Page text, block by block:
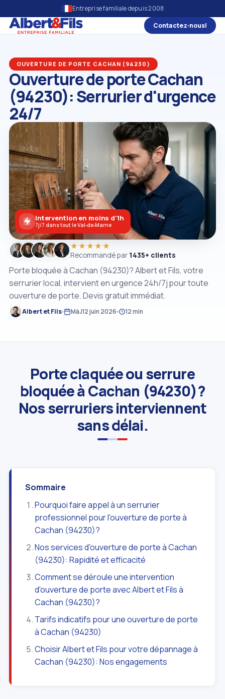
Entreprise familiale depuis 2008
Contactez‑nous!
OUVERTURE DE PORTE CACHAN (94230)
Ouverture de porte Cachan
(94230): Serrurier d'urgence
24/7
Porte bloquée à Cachan (94230)? Albert et Fils, votre
serrurier local, intervient en urgence 24h/7j pour toute
ouverture de porte. Devis gratuit immédiat.
Albert et Fils MàJ12 juin 2026 12 min
★★★★★
Recommandé par 1435+ clients
Intervention en moins d'1h
7j/7 dans tout le Val‑de‑Marne
Porte claquée ou serrure
bloquée à Cachan (94230)?
Nos serruriers interviennent
sans délai.
Sommaire
Pourquoi faire appel à un serrurier
professionnel pour l'ouverture de porte à
Cachan (94230)?
Nos services d'ouverture de porte à Cachan
(94230): Rapidité et efficacité
Comment se déroule une intervention
d'ouverture de porte avec Albert et Fils à
Cachan (94230)?
Tarifs indicatifs pour une ouverture de porte
à Cachan (94230)
Choisir Albert et Fils pour votre dépannage à
Cachan (94230): Nos engagements